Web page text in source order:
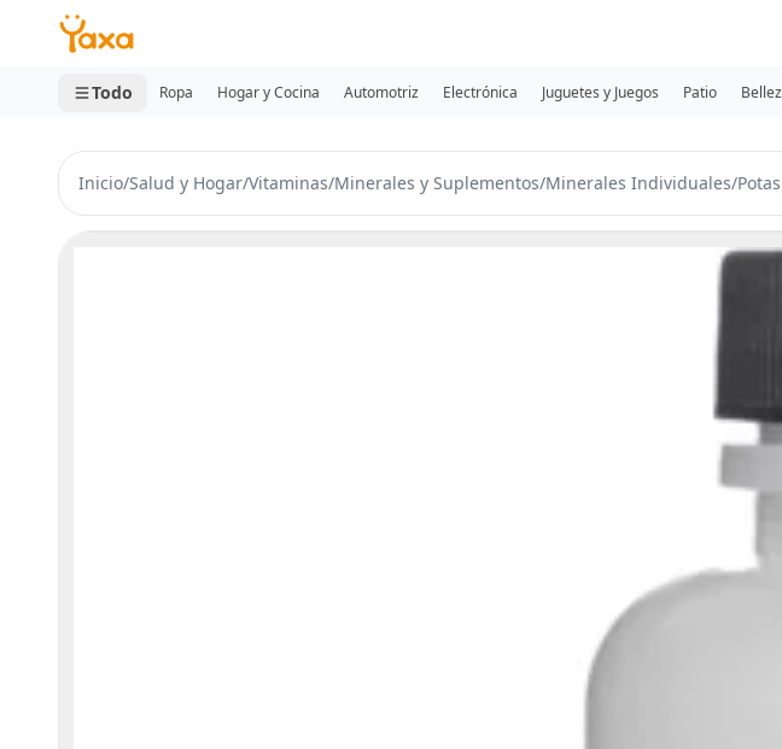
MINI CARRITO
0 productos
Todo Ropa Hogar y Cocina Automotriz Electrónica Juguetes y Juegos Patio
Inicio/Salud y Hogar/Vitaminas/Minerales y Suplementos/Minerales Individuales/